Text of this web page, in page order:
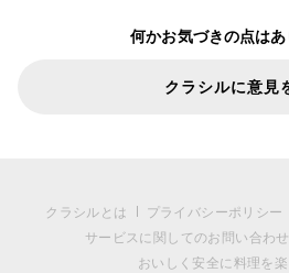
何かお気づきの点はあ
クラシルに意見
クラシルとは プライバシーポリシー
サービスに関してのお問い合わせ
おいしく安全に料理を